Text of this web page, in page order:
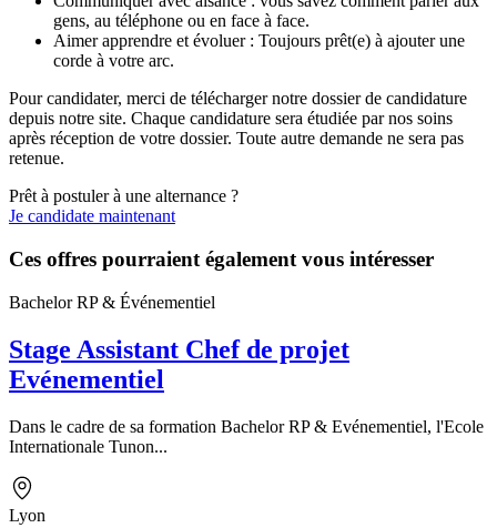
gens, au téléphone ou en face à face.
Aimer apprendre et évoluer : Toujours prêt(e) à ajouter une
corde à votre arc.
Pour candidater, merci de télécharger notre dossier de candidature
depuis notre site. Chaque candidature sera étudiée par nos soins
après réception de votre dossier. Toute autre demande ne sera pas
retenue.
Prêt à postuler à une alternance ?
Je candidate maintenant
Ces offres pourraient également vous intéresser
Bachelor RP & Événementiel
Stage Assistant Chef de projet
Evénementiel
Dans le cadre de sa formation Bachelor RP & Evénementiel, l'Ecole
Internationale Tunon...
Lyon